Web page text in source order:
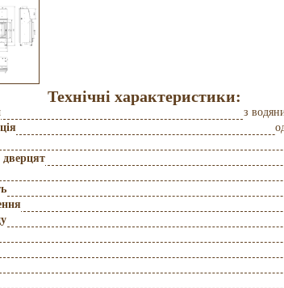
Технічні характеристики:
з
дверцят